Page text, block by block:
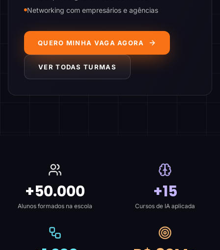
Networking com empresários e agências
QUERO MINHA VAGA AGORA
VER TODAS TURMAS
+50.000
Alunos formados na escola
+15
Cursos de IA aplicada